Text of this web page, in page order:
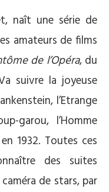
naît une série de
amateurs de films
de l’Opéra, du
suivre la joyeuse
l’Etrange
garou, l’Homme
1932. Toutes ces
des suites
de stars, par